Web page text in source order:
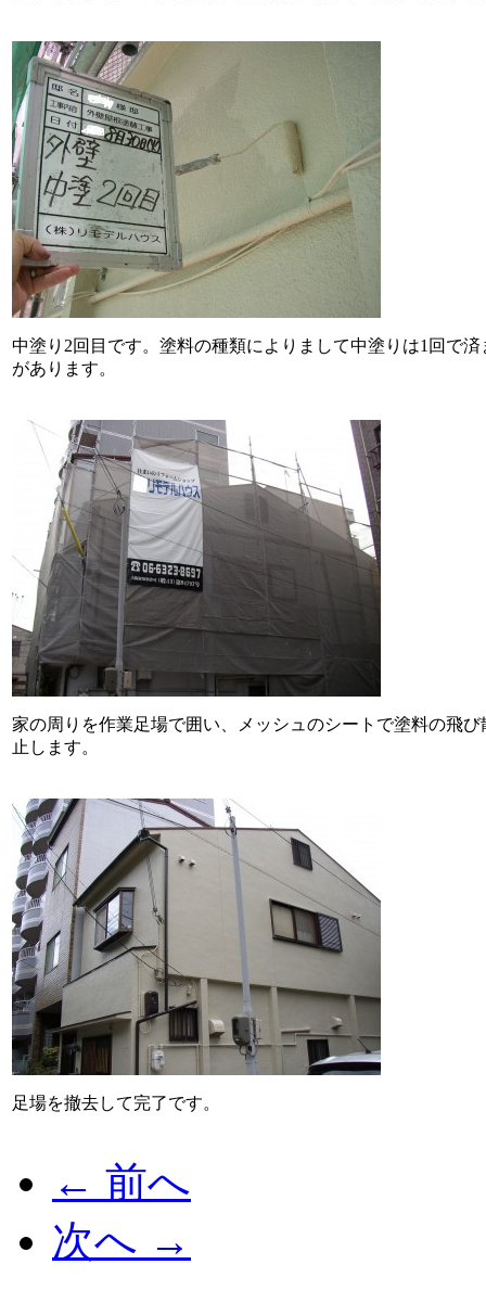
中塗り2回目です。塗料の種類によりまして中塗りは1回で済
があります。
家の周りを作業足場で囲い、メッシュのシートで塗料の飛び
止します。
足場を撤去して完了です。
← 前へ
次へ →